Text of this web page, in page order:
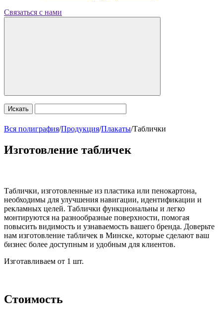
Связаться с нами
Искать
Вся полиграфия/Продукция/Плакаты/Таблички
Изготовление табличек
Таблички, изготовленные из пластика или пенокартона,
необходимы для улучшения навигации, идентификации и
рекламных целей. Таблички функциональны и легко
монтируются на разнообразные поверхности, помогая
повысить видимость и узнаваемость вашего бренда. Доверьте
нам изготовление табличек в Минске, которые сделают ваш
бизнес более доступным и удобным для клиентов.
Изготавливаем от 1 шт.
Стоимость